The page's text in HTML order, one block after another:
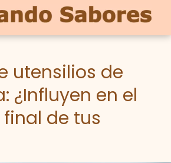
utensilios de
¿Influyen en el
de tus